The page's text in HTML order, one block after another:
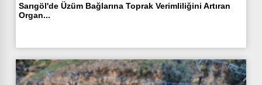
Sarıgöl'de Üzüm Bağlarına Toprak Verimliliğini Artıran
Organ...